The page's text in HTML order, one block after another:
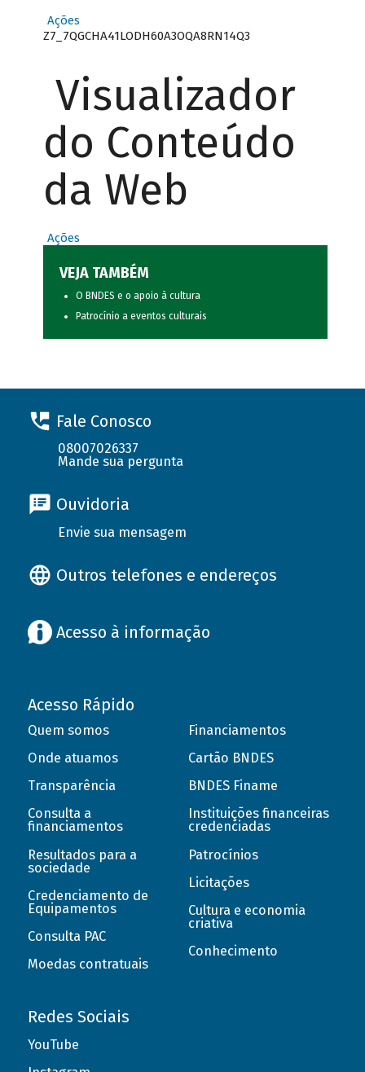
Ações
Z7_7QGCHA41LODH60A3OQA8RN14Q3
Visualizador
do Conteúdo
da Web
Ações
VEJA TAMBÉM
O BNDES e o apoio à cultura
Patrocínio a eventos culturais
Fale Conosco
08007026337
Mande sua pergunta
Ouvidoria
Envie sua mensagem
Outros telefones e endereços
Acesso à informação
Acesso Rápido
Quem somos
Onde atuamos
Transparência
Consulta a
financiamentos
Resultados para a
sociedade
Credenciamento de
Equipamentos
Consulta PAC
Moedas contratuais
Financiamentos
Cartão BNDES
BNDES Finame
Instituições financeiras
credenciadas
Patrocínios
Licitações
Cultura e economia
criativa
Conhecimento
Redes Sociais
YouTube